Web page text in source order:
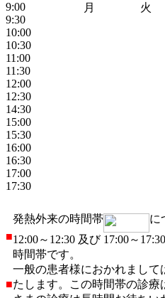
9:00
9:30
10:00
10:30
11:00
11:30
12:00
12:30
14:30
15:00
15:30
16:00
16:30
17:00
17:30
月 火
■
発熱外来の時間帯
に
12:00～12:30 及び 17:00～
時間帯です。
■
一般の患者様におかれまし
たします。この時間帯の診